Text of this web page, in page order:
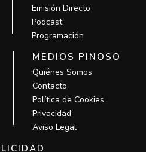
Emisión Directo
Podcast
Programación
MEDIOS PINOSO
Quiénes Somos
Contacto
Política de Cookies
Privacidad
Aviso Legal